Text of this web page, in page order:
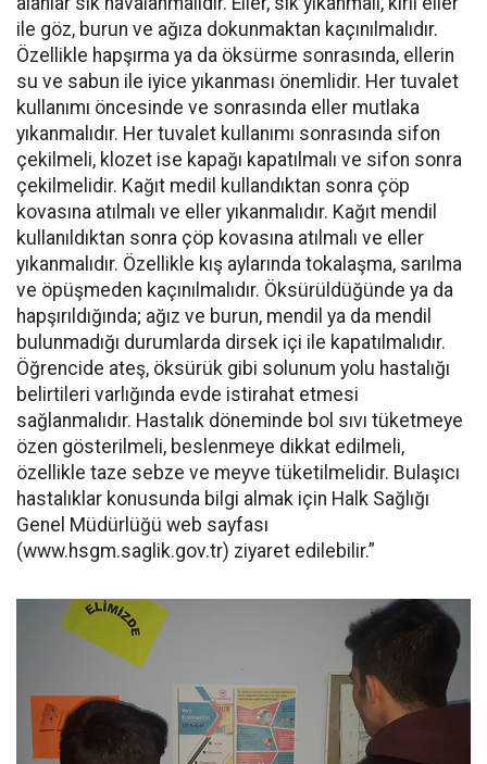
ile göz, burun ve ağıza dokunmaktan kaçınılmalıdır.
Özellikle hapşırma ya da öksürme sonrasında, ellerin
su ve sabun ile iyice yıkanması önemlidir. Her tuvalet
kullanımı öncesinde ve sonrasında eller mutlaka
yıkanmalıdır. Her tuvalet kullanımı sonrasında sifon
çekilmeli, klozet ise kapağı kapatılmalı ve sifon sonra
çekilmelidir. Kağıt medil kullandıktan sonra çöp
kovasına atılmalı ve eller yıkanmalıdır. Kağıt mendil
kullanıldıktan sonra çöp kovasına atılmalı ve eller
yıkanmalıdır. Özellikle kış aylarında tokalaşma, sarılma
ve öpüşmeden kaçınılmalıdır. Öksürüldüğünde ya da
hapşırıldığında; ağız ve burun, mendil ya da mendil
bulunmadığı durumlarda dirsek içi ile kapatılmalıdır.
Öğrencide ateş, öksürük gibi solunum yolu hastalığı
belirtileri varlığında evde istirahat etmesi
sağlanmalıdır. Hastalık döneminde bol sıvı tüketmeye
özen gösterilmeli, beslenmeye dikkat edilmeli,
özellikle taze sebze ve meyve tüketilmelidir. Bulaşıcı
hastalıklar konusunda bilgi almak için Halk Sağlığı
Genel Müdürlüğü web sayfası
(www.hsgm.saglik.gov.tr) ziyaret edilebilir.”